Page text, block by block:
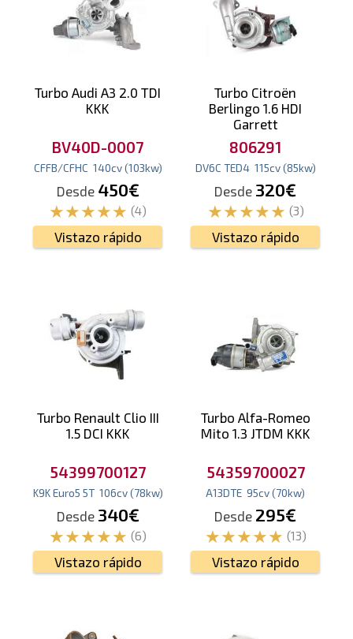
Turbo Audi A3 2.0 TDI
KKK
BV40D-0007
CFFB/CFHC 140cv (103kw)
Desde 450€
(4)
Vistazo rápido
Turbo Citroën
Berlingo 1.6 HDI
Garrett
806291
DV6C TED4 115cv (85kw)
Desde 320€
(3)
Vistazo rápido
Turbo Renault Clio III
1.5 DCI KKK
54399700127
K9K Euro5 5T 106cv (78kw)
Desde 340€
(6)
Vistazo rápido
Turbo Alfa-Romeo
Mito 1.3 JTDM KKK
54359700027
A13DTE 95cv(70kw)
Desde 295€
(13)
Vistazo rápido